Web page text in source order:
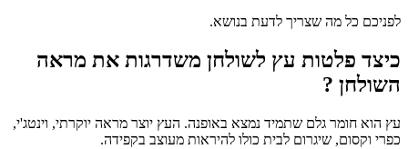
לפניכם כל מה שצריך לדעת בנושא.
כיצד פלטות עץ לשולחן משדרגות את מראה
השולחן ?
עץ הוא חומר גלם שתמיד נמצא באופנה. העץ יוצר מראה יוקרתי, וינטג'י,
כפרי וקסום, שיגרום לבית כולו להיראות מעוצב בקפידה.